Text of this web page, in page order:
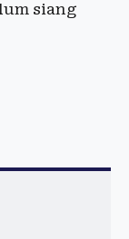
siang